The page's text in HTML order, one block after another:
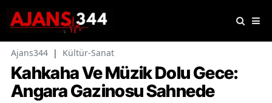
Ajans344 | Kültür-Sanat
Kahkaha Ve Müzik Dolu Gece:
Angara Gazinosu Sahnede